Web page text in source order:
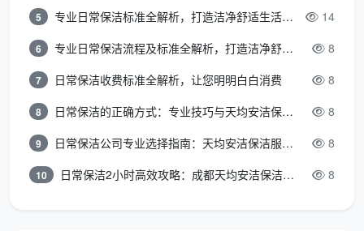
定服务排期，一旦定下，当天的师傅资源就会停止接其
他单。同时，会根据业主提前描述的特殊污染（例如大
面积环氧彩砂残留、自流平地面保护膜撕除后的残
胶），配备对应清洁剂与铲刀角度工具，保证到场就能
立刻投入针对性清洁。
第四步：预发验收清单，把标准提前透明
预约完成后，客服会发给业主一份《开荒保洁自检
5 专业日常保洁标准全解析，打造洁净舒适生活空间 14
6 专业日常保洁流程及标准全解析，打造洁净舒适环境 8
7 日常保洁收费标准全解析，让您明明白白消费 8
8 日常保洁的正确方式：专业技巧与天均安洁保洁服务全解析 8
9 日常保洁公司专业选择指南：天均安洁保洁服务全解析 8
10 日常保洁2小时高效攻略：成都天均安洁保洁专业时间管理方案 8